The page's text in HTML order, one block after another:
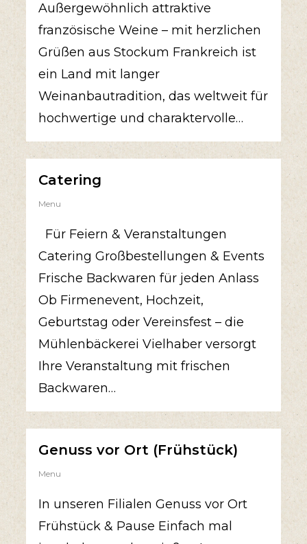
Außergewöhnlich attraktive
französische Weine – mit herzlichen
Grüßen aus Stockum Frankreich ist
ein Land mit langer
Weinanbautradition, das weltweit für
hochwertige und charaktervolle…
Catering
Menu
Für Feiern & Veranstaltungen
Catering Großbestellungen & Events
Frische Backwaren für jeden Anlass
Ob Firmenevent, Hochzeit,
Geburtstag oder Vereinsfest – die
Mühlenbäckerei Vielhaber versorgt
Ihre Veranstaltung mit frischen
Backwaren…
Genuss vor Ort (Frühstück)
Menu
In unseren Filialen Genuss vor Ort
Frühstück & Pause Einfach mal